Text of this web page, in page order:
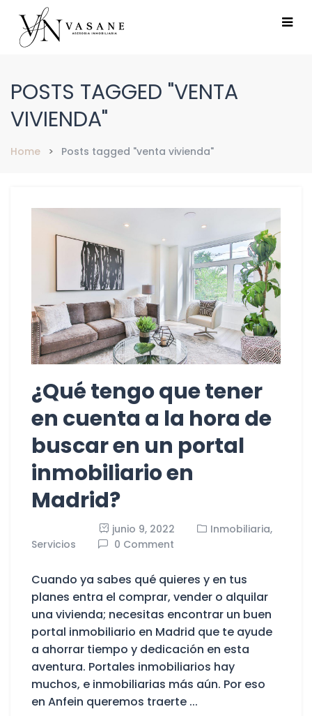
POSTS TAGGED "VENTA
VIVIENDA"
Home Posts tagged "venta vivienda"
¿Qué tengo que tener
en cuenta a la hora de
buscar en un portal
inmobiliario en
Madrid?
junio 9, 2022
Inmobiliaria,
Servicios
0 Comment
Cuando ya sabes qué quieres y en tus
planes entra el comprar, vender o alquilar
una vivienda; necesitas encontrar un buen
portal inmobiliario en Madrid que te ayude
a ahorrar tiempo y dedicación en esta
aventura. Portales inmobiliarios hay
muchos, e inmobiliarias más aún. Por eso
en Anfein queremos traerte ...